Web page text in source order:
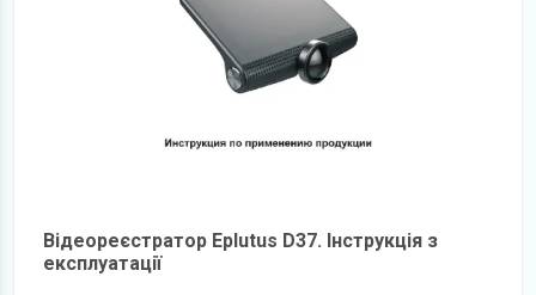
Відеореєстратор Eplutus D37. Інструкція з
експлуатації